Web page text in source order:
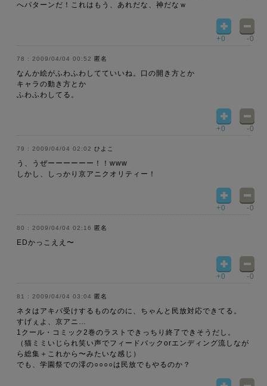
へパターンだ！これはもう、あれだな、神だなｗ
+0 -0
2009/04/04 00:52 匿名
なんか絵がふわふわしてていいね。口の開き方とか
キャラの動き方とか
ふわふわしてる。
+0 -0
2009/04/04 02:02 ひよこ
う、うぜーーーーーー！！www
しかし、しっかり京アニクオリティー！
+0 -0
2009/04/04 02:16 匿名
EDかっこええ〜
+0 -0
2009/04/04 03:04 匿名
ネタはアキバ受けするものなのに、ちゃんと民放対応できてる。
すげぇよ、京アニ…
1クール・コミック2巻のラストできっちり終了できそうだし。
（猫ミミいじられ笑い声でフィードバックorエンディング流しなが
ら総集＋これから〜みたいな感じ）
でも、学園祭での澪の○○○○は民放でもやるのか？